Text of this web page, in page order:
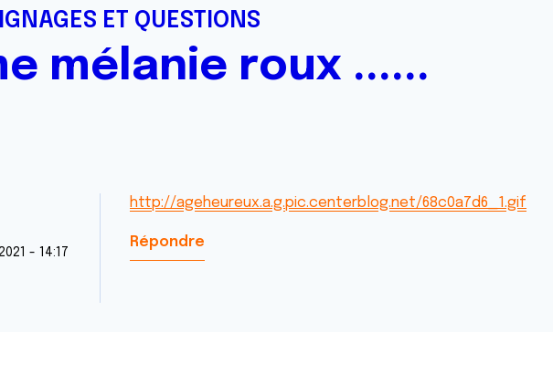
ET QUESTIONS
mélanie roux ......
- 14:17
http://ageheureux.a.g.pic.centerblog.net/68c0a7d6_1.gif
Répondre